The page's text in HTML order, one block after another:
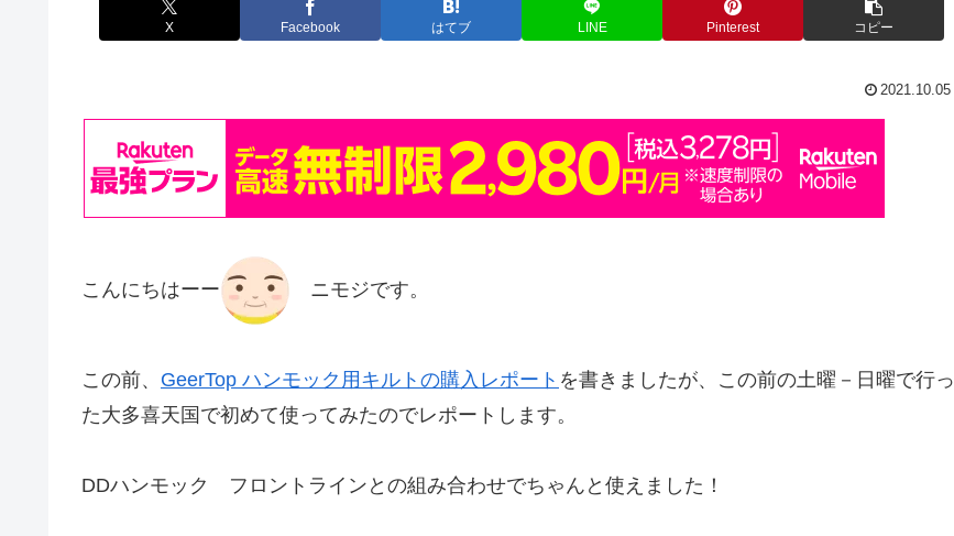
X Facebook はてブ LINE Pinterest コピー
2021.10.05
こんにちはーー ニモジです。
この前、 GeerTop ハンモック用キルトの購入レポート を書きましたが、この前の土曜－日曜で行っ
た大多喜天国で初めて使ってみたのでレポートします。
DDハンモック フロントラインとの組み合わせでちゃんと使えました！